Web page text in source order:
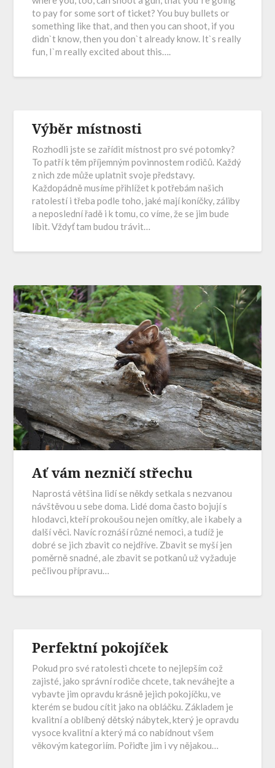
to pay for some sort of ticket? You buy bullets or
something like that, and then you can shoot, if you
didn`t know, then you don`t already know. It`s really
fun, I`m really excited about this….
Výběr místnosti
Rozhodli jste se zařídit místnost pro své potomky?
To patří k těm příjemným povinnostem rodičů. Každý
z nich zde může uplatnit svoje představy.
Každopádně musíme přihlížet k potřebám našich
ratolestí i třeba podle toho, jaké mají koníčky, záliby
a neposlední řadě i k tomu, co víme, že se jim bude
líbit. Vždyť tam budou trávit…
Ať vám nezničí střechu
Naprostá většina lidí se někdy setkala s nezvanou
návštěvou u sebe doma. Lidé doma často bojují s
hlodavci, kteří prokoušou nejen omítky, ale i kabely a
další věci. Navíc roznáší různé nemoci, a tudíž je
dobré se jich zbavit co nejdříve. Zbavit se myší jen
poměrně snadné, ale zbavit se potkanů už vyžaduje
pečlivou přípravu…
Perfektní pokojíček
Pokud pro své ratolesti chcete to nejlepším což
zajisté, jako správní rodiče chcete, tak neváhejte a
vybavte jim opravdu krásně jejich pokojíčku, ve
kterém se budou cítit jako na obláčku. Základem je
kvalitní a oblíbený dětský nábytek, který je opravdu
vysoce kvalitní a který má co nabídnout všem
věkovým kategoriím. Pořiďte jim i vy nějakou…